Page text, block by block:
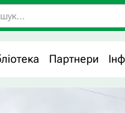
Партнери